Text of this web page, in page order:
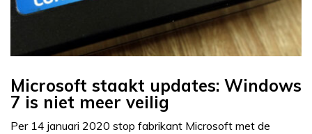
Microsoft staakt updates: Windows
7 is niet meer veilig
Per 14 januari 2020 stop fabrikant Microsoft met de